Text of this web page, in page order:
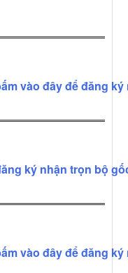
vào đây để đăng
ký nhận trọn bộ
vào đây để đăng